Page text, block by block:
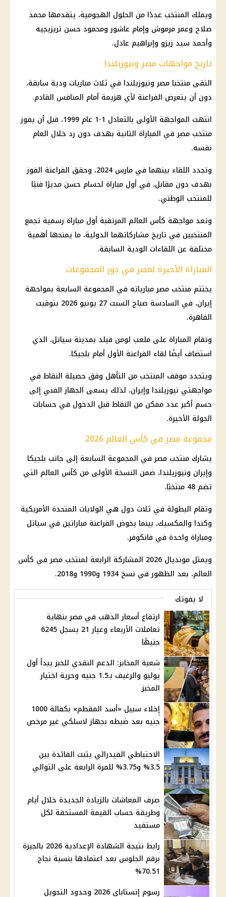
ويملك المنتخب عددًا من الحلول الهجومية، يتقدمها محمد
صلاح وعمر مرموش وإمام عاشور ومحمود حسن تريزيجيه
وأحمد سيد زيزو وإبراهيم عادل.
تاريخ مواجهات مصر ونيوزيلندا
التقى منتخبا مصر ونيوزيلندا في ثلاث مباريات ودية سابقة،
دون أن يتعرض الفراعنة لأي هزيمة أمام المنافس القادم.
انتهت المواجهة الأولى بالتعادل 1-1 عام 1999، قبل أن يفوز
منتخب مصرفي المباراة الثانية بهدف دون رد خلال العام
نفسه.
وتجدد اللقاء بينهما في مارس 2024، وحقق الفراعنة الفوز
بهدف دون مقابل، في أول مباراة لحسام حسن مديرًا فنيًا
للمنتخب الوطني.
وتعد مواجهة كأس العالم المرتقبة أول مباراة رسمية تجمع
المنتخبين في تاريخ مشاركاتهما الدولية، ما يمنحها أهمية
مختلفة عن اللقاءات الودية السابقة.
المباراة الأخيرة لمصر في دور المجموعات
يختتم منتخب مصرمبارياته في المجموعة السابعة بمواجهة
إيران، في السادسة صباح السبت 27 يونيو 2026 بتوقيت
القاهرة.
وتقام المباراة على ملعب لومن فيلد بمدينة سياتل، الذي
استضاف أيضًا لقاء الفراعنة الأول أمام بلجيكا.
ويتحدد موقف المنتخب من التأهل وفق حصيلة النقاط في
مواجهتي نيوزيلندا وإيران، لذلك يسعى الجهاز الفني إلى
حسم أكبر عدد ممكن من النقاط قبل الدخول في حسابات
الجولة الأخيرة.
مجموعة مصر في كأس العالم 2026
يشارك منتخب مصرفي المجموعة السابعة إلى جانب بلجيكا
وإيران ونيوزيلندا، ضمن النسخة الأولى من كأس العالم التي
تضم 48 منتخبًا.
وتقام البطولة في ثلاث دول هي الولايات المتحدة الأمريكية
وكندا والمكسيك، بينما يخوض الفراعنة مباراتين في سياتل
ومباراة واحدة في فانكوفر.
ويمثل مونديال 2026
المشاركة الرابعة لمنتخب مصر في كأس
العالم، بعد الظهور في نسخ 1934 و1990 و2018.
لا يفوتك
ارتفاع أسعار الذهب في مصر بنهاية
تعاملات الأربعاء وعيار 21 يسجل 6245
جنيهًا
شعبة المخابز: الدعم النقدي للخبز يبدأ أول
يوليو والرغيف بـ1.5 جنيه وحرية اختيار
المخبز
إخلاء سبيل «أسد المقطم» بكفالة 1000
جنيه بعد ضبطه بجهاز لاسلكي غير مرخص
الاحتياطي الفيدرالي يثبت الفائدة بين
3.5% و3.75% للمرة الرابعة على التوالي
صرف المعاشات بالزيادة الجديدة خلال أيام
وطريقة حساب القيمة المستحقة لكل
مستفيد
رابط نتيجة الشهادة الإعدادية 2026 بالجيزة
برقم الجلوس بعد اعتمادها بنسبة نجاح
70.51%
رسوم إنستاباي 2026 وحدود التحويل